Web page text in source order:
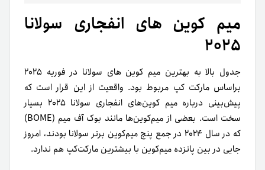
میم کوین های انفجاری سولانا
۲۰۲۵
جدول بالا به بهترین میم کوین های سولانا در فوریه ۲۰۲۵
براساس مارکت کپ مربوط بود. واقعیت از این قرار است که
پیش‌بینی درباره میم کوین‌های انفجاری سولانا ۲۰۲۵ بسیار
سخت است. بعضی از میم‌کوین‌ها مانند بوک آف میم (BOME)
که در سال ۲۰۲۴ در جمع پنج میم‌کوین برتر سولانا بودند، امروز
جایی در بین پانزده میم‌کوین با بیشترین مارکت‌کپ هم ندارد.